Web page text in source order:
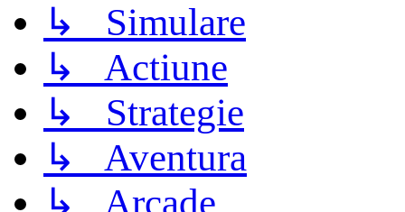
↳ Simulare
↳ Actiune
↳ Strategie
↳ Aventura
↳ Arcade